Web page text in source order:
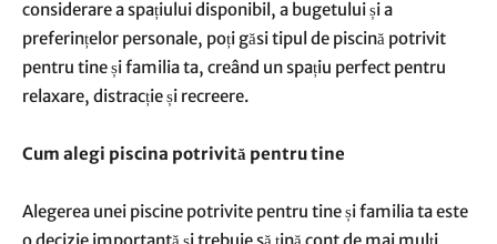
considerare a spațiului disponibil, a bugetului și a
preferințelor personale, poți găsi tipul de piscină potrivit
pentru tine și familia ta, creând un spațiu perfect pentru
relaxare, distracție și recreere.
Cum alegi piscina potrivită pentru tine
Alegerea unei piscine potrivite pentru tine și familia ta este